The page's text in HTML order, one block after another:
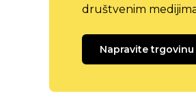
društvenim
Napravite trgovinu